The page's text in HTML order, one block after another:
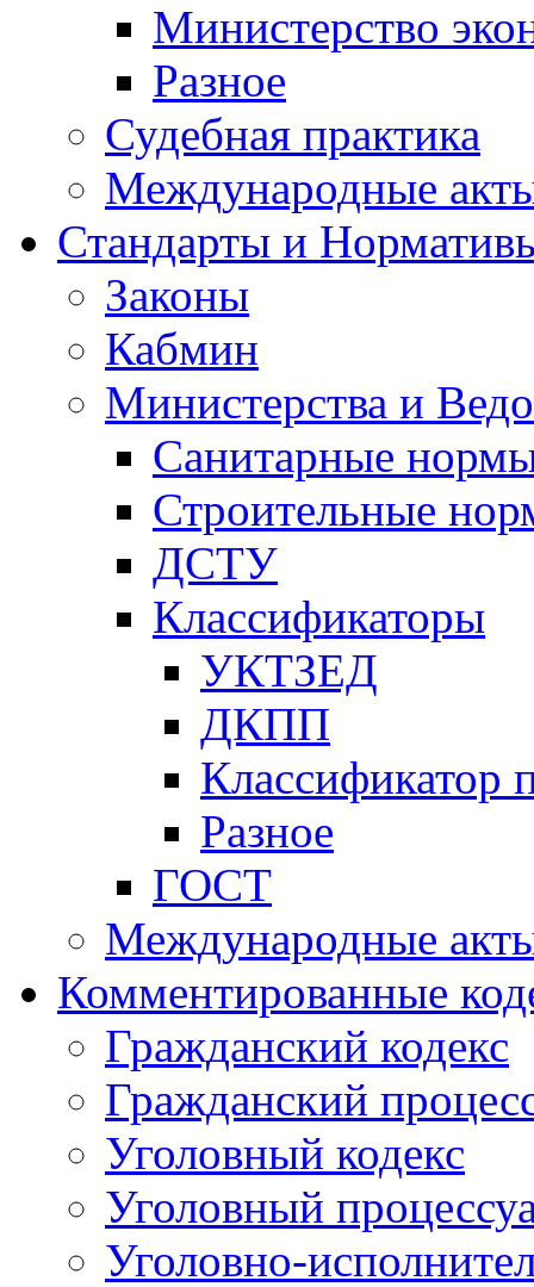
Министерство
Разное
Судебная практика
Международные
Стандарты и
Законы
Кабмин
Министерства и
Санитарные
Строительные
ДСТУ
Классификаторы
УКТЗЕД
ДКПП
Классификатор
Разное
ГОСТ
Международные
Комментированные
Гражданский кодекс
Гражданский
Уголовный кодекс
Уголовный
Уголовно-